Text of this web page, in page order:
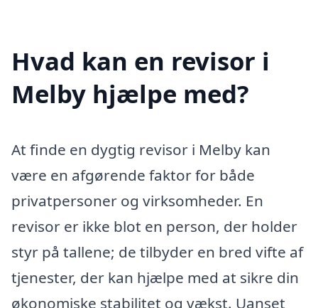
Hvad kan en revisor i
Melby hjælpe med?
At finde en dygtig revisor i Melby kan
være en afgørende faktor for både
privatpersoner og virksomheder. En
revisor er ikke blot en person, der holder
styr på tallene; de tilbyder en bred vifte af
tjenester, der kan hjælpe med at sikre din
økonomiske stabilitet og vækst. Uanset